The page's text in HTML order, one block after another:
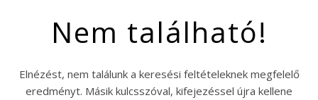
Nem található!
Elnézést, nem találunk a keresési feltételeknek megfelelő
eredményt. Másik kulcsszóval, kifejezéssel újra kellene